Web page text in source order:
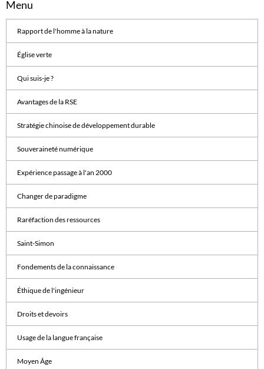
Menu
Rapport de l'homme à la nature
Église verte
Qui suis-je ?
Avantages de la RSE
Stratégie chinoise de développement durable
Souveraineté numérique
Expérience passage à l'an 2000
Changer de paradigme
Raréfaction des ressources
Saint-Simon
Fondements de la connaissance
Éthique de l'ingénieur
Droits et devoirs
Usage de la langue française
Moyen Âge